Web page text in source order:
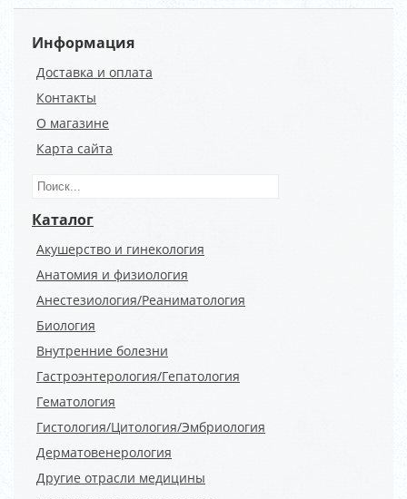
Информация
Доставка и оплата
Контакты
О магазине
Карта сайта
Каталог
Акушерство и гинекология
Анатомия и физиология
Анестезиология/Реаниматология
Биология
Внутренние болезни
Гастроэнтерология/Гепатология
Гематология
Гистология/Цитология/Эмбриология
Дерматовенерология
Другие отрасли медицины